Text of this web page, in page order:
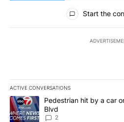
All Comments
Start the
ACTIVE CONVERSATIONS
The following is a list of the most
A trending article titled
Pedestrian hit by a car
Blvd
2